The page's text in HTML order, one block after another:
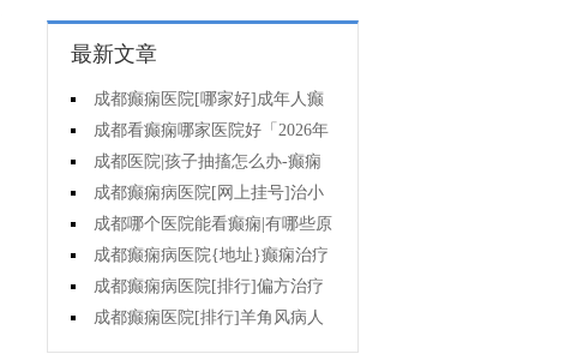
最新文章
成都癫痫医院[哪家好]成年人癫
痫的护理要做到哪些?
成都看癫痫哪家医院好「2026年
度公布」癫痫是遗传的吗?
成都医院|孩子抽搐怎么办-癫痫
病吃什么中药?
成都癫痫病医院[网上挂号]治小
儿癫痫病药哪个好?
成都哪个医院能看癫痫|有哪些原
因会造成癫痫?
成都癫痫病医院{地址}癫痫治疗
要坚持哪些原则?
成都癫痫病医院[排行]偏方治疗
可信吗?
成都癫痫医院[排行]羊角风病人
睡眠困难怎么办?